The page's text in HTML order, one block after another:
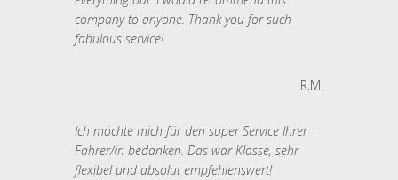
company to anyone. Thank you for such
fabulous service!
R.M.
Ich möchte mich für den super Service Ihrer
Fahrer/in bedanken. Das war Klasse, sehr
flexibel und absolut empfehlenswert!